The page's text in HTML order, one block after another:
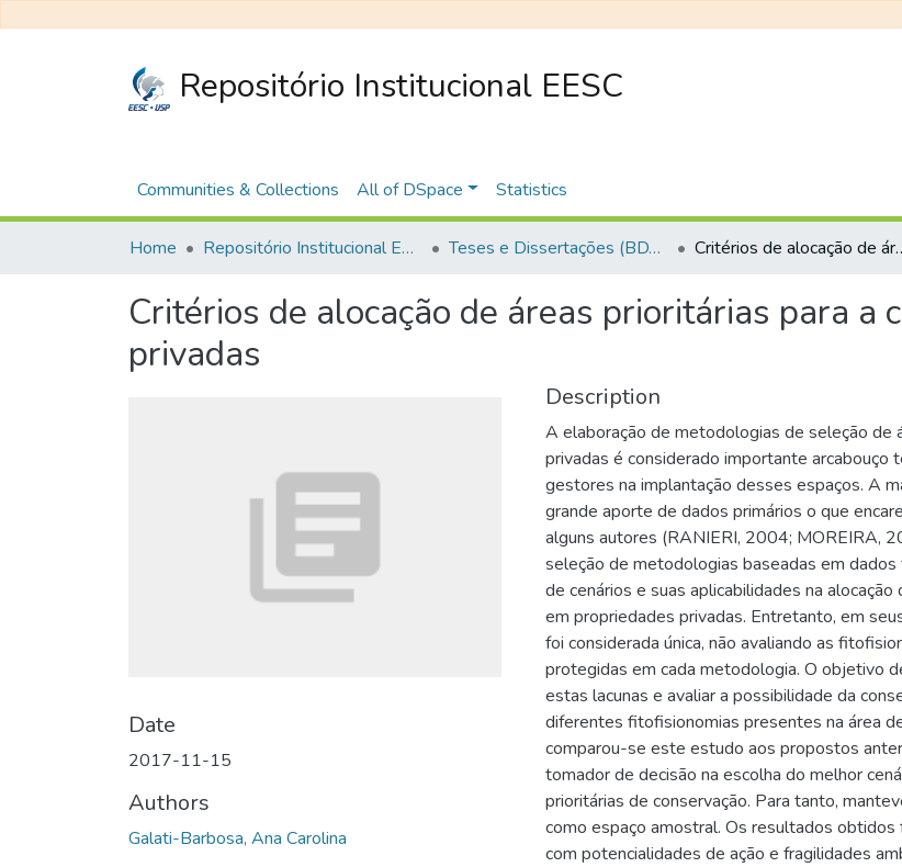
Repositório Institucional EESC
Communities & Collections All of DSpace Statistics
Home Repositório Institucional EESC Teses e Dissertações (BDTD USP) Critérios de alocação de
Critérios de alocação de áreas prioritárias para a
privadas
Date
2017-11-15
Authors
Galati-Barbosa, Ana Carolina
Description
A elaboração de metodologias de seleção de
privadas é considerado importante arcabouço
gestores na implantação desses espaços. A
grande aporte de dados primários o que
alguns autores (RANIERI, 2004; MOREIRA,
seleção de metodologias baseadas em
de cenários e suas aplicabilidades na alocação
em propriedades privadas. Entretanto, em
foi considerada única, não avaliando as
protegidas em cada metodologia. O objetivo
estas lacunas e avaliar a possibilidade da
diferentes fitofisionomias presentes na área
comparou-se este estudo aos propostos
tomador de decisão na escolha do melhor
prioritárias de conservação. Para tanto,
como espaço amostral. Os resultados obtidos
com potencialidades de ação e fragilidades